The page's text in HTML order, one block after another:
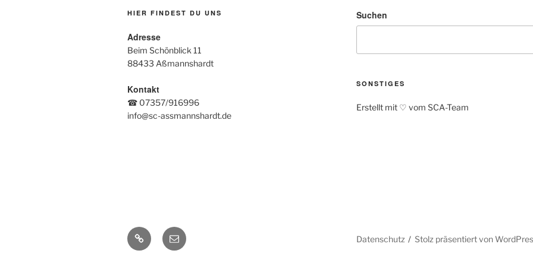
HIER FINDEST DU UNS
Adresse
Beim Schönblick 11
88433 Aßmannshardt
Kontakt
☎ 07357/916996
info@sc-assmannshardt.de
Suchen
SONSTIGES
Erstellt mit ♡ vom SCA-Team
Impressum
Email Datenschutz Stolz präsentiert von